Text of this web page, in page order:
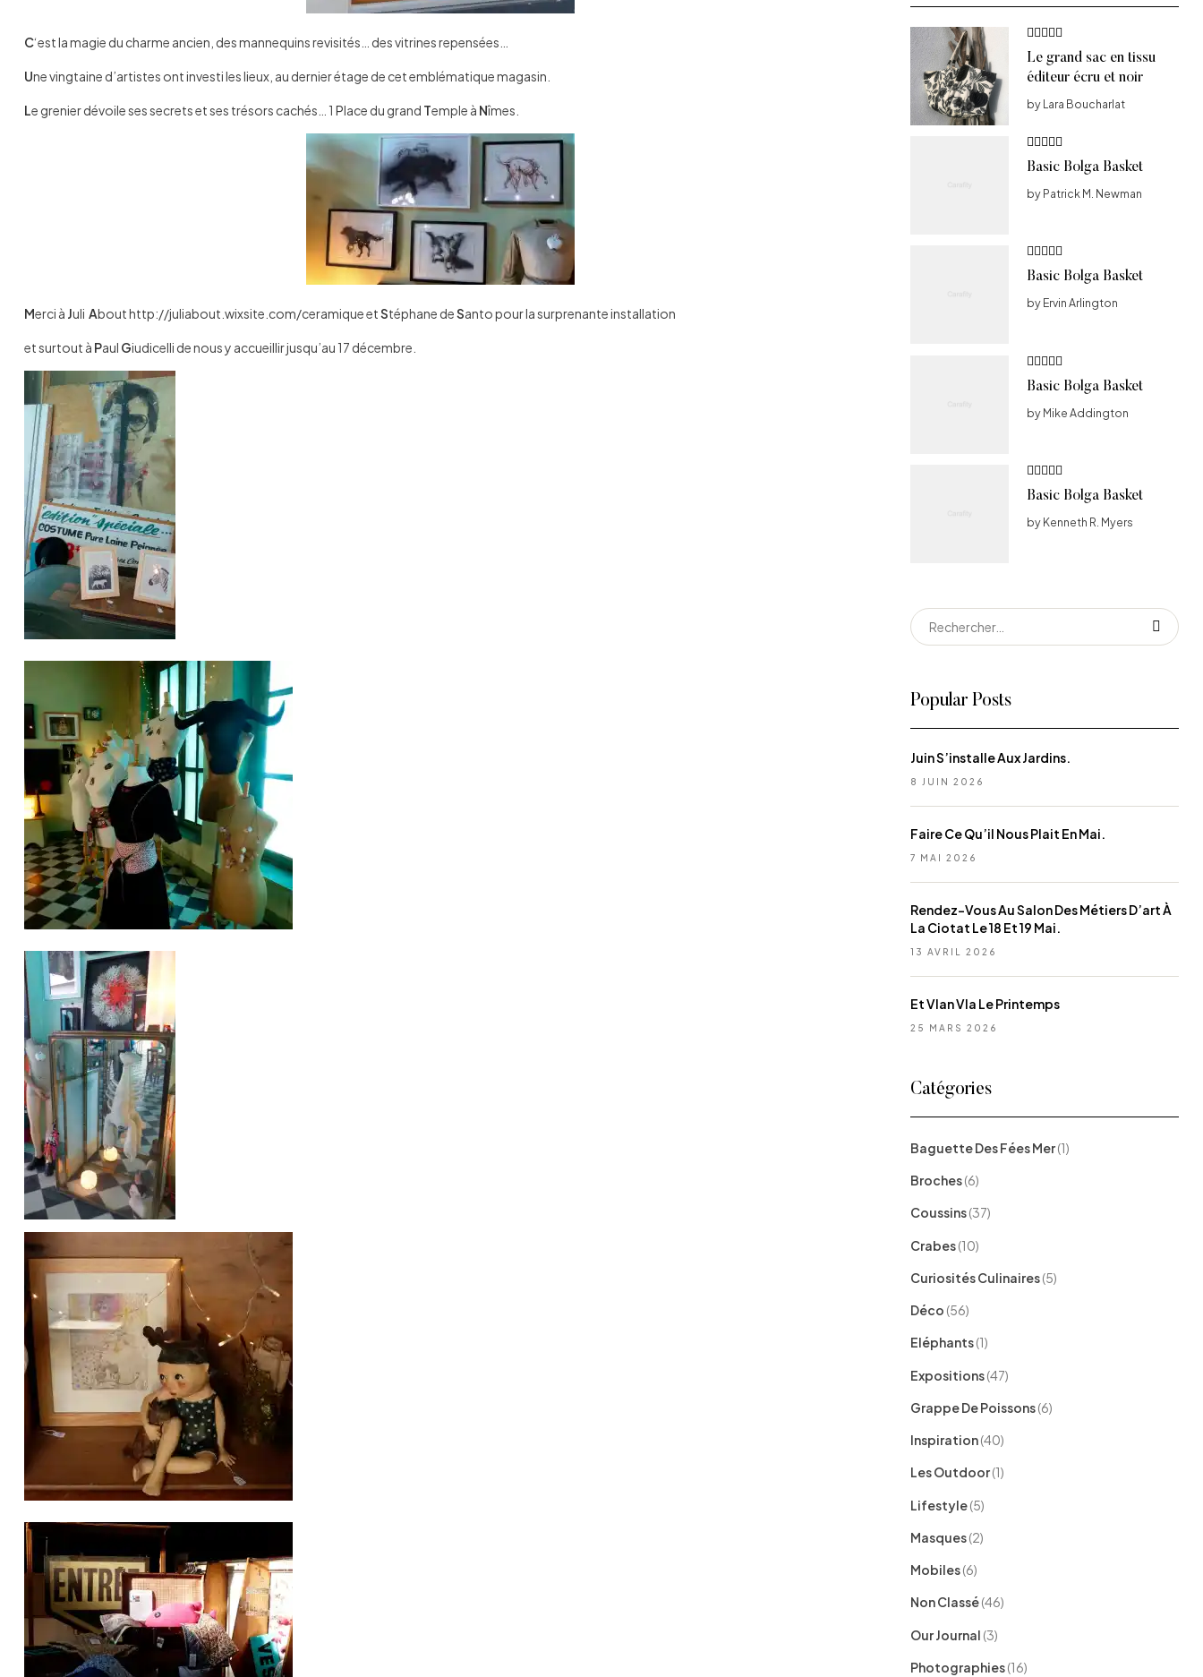
C‘est la magie du charme ancien, des mannequins revisités… des vitrines repensées…
Une vingtaine d’artistes ont investi les lieux, au dernier étage de cet emblématique magasin.
Le grenier dévoile ses secrets et ses trésors cachés… 1 Place du grand Temple à Nîmes.
Merci à Juli About http://juliabout.wixsite.com/ceramique etStéphane deSanto pour la surprenante installation
et surtout à Paul Giudicelli de nous y accueillir jusqu’au 17 décembre.
Note5sur
5
Le grand sac en tissu
éditeur écru et noir
by Lara Boucharlat
Note5sur
5
Basic Bolga Basket
by Patrick M. Newman
Note
3sur 5
Basic Bolga Basket
by Ervin Arlington
Note4
sur 5
Basic Bolga Basket
by Mike Addington
Note4
sur 5
Basic Bolga Basket
by Kenneth R. Myers
Rechercher :
Popular Posts
8 JUIN 2026
Juin S’installe Aux Jardins.
7 MAI 2026
Faire Ce Qu’il Nous Plait En Mai.
13 AVRIL 2026
Rendez-Vous Au Salon Des Métiers D’art À
La Ciotat Le 18 Et 19 Mai.
25 MARS 2026
Et Vlan Vla Le Printemps
Catégories
Baguette Des Fées Mer(1)
Broches(6)
Coussins(37)
Crabes(10)
Curiosités Culinaires(5)
Déco (56)
Eléphants(1)
Expositions(47)
Grappe De Poissons(6)
Inspiration(40)
Les Outdoor(1)
Lifestyle(5)
Masques(2)
Mobiles(6)
Non Classé(46)
Our Journal (3)
Photographies(16)